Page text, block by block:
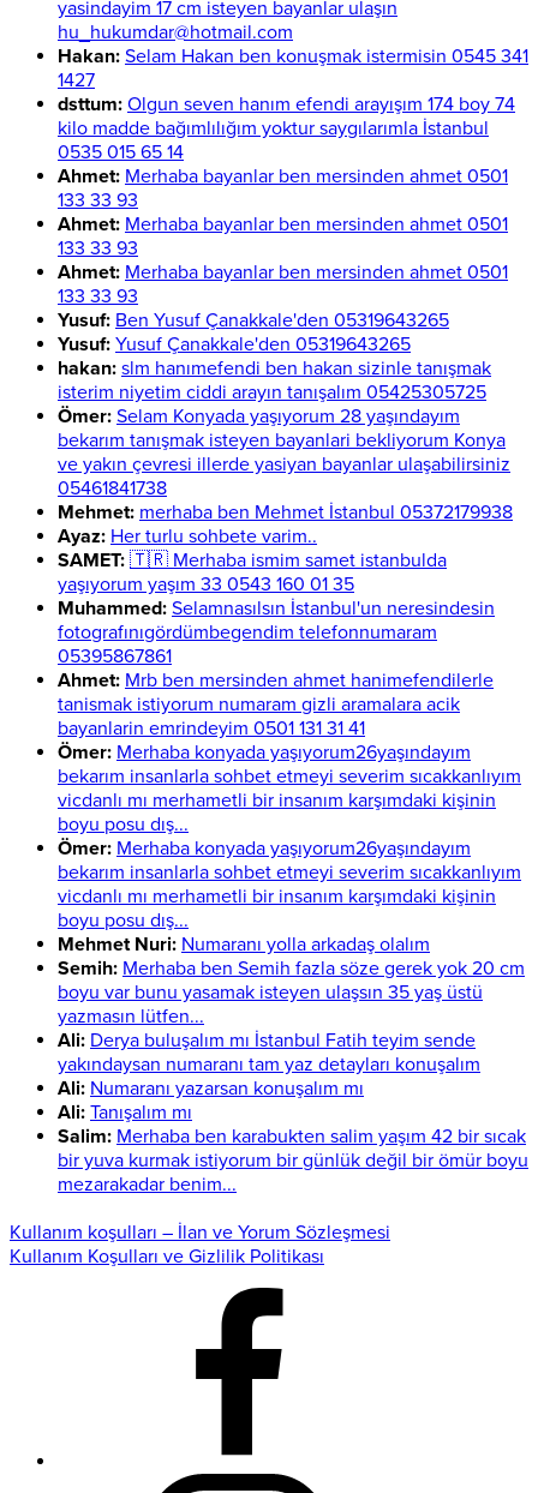
yasindayim 17 cm isteyen bayanlar ulaşın
hu_hukumdar@hotmail.com
Hakan: Selam Hakan ben konuşmak istermisin 0545 341
1427
dsttum: Olgun seven hanım efendi arayışım 174 boy 74
kilo madde bağımlılığım yoktur saygılarımla İstanbul
0535 015 65 14
Ahmet: Merhaba bayanlar ben mersinden ahmet 0501
133 33 93
Ahmet: Merhaba bayanlar ben mersinden ahmet 0501
133 33 93
Ahmet: Merhaba bayanlar ben mersinden ahmet 0501
133 33 93
Yusuf: Ben Yusuf Çanakkale'den 05319643265
Yusuf: Yusuf Çanakkale'den 05319643265
hakan: slm hanımefendi ben hakan sizinle tanışmak
isterim niyetim ciddi arayın tanışalım 05425305725
Ömer: Selam Konyada yaşıyorum 28 yaşındayım
bekarım tanışmak isteyen bayanlari bekliyorum Konya
ve yakın çevresi illerde yasiyan bayanlar ulaşabilirsiniz
05461841738
Mehmet: merhaba ben Mehmet İstanbul 05372179938
Ayaz: Her turlu sohbete varim..
SAMET: 🇹🇷 Merhaba ismim samet istanbulda
yaşıyorum yaşım 33 0543 160 01 35
Muhammed: Selamnasılsın İstanbul'un neresindesin
fotografınıgördümbegendim telefonnumaram
05395867861
Ahmet: Mrb ben mersinden ahmet hanimefendilerle
tanismak istiyorum numaram gizli aramalara acik
bayanlarin emrindeyim 0501 131 31 41
Ömer: Merhaba konyada yaşıyorum26yaşındayım
bekarım insanlarla sohbet etmeyi severim sıcakkanlıyım
vicdanlı mı merhametli bir insanım karşımdaki kişinin
boyu posu dış...
Ömer: Merhaba konyada yaşıyorum26yaşındayım
bekarım insanlarla sohbet etmeyi severim sıcakkanlıyım
vicdanlı mı merhametli bir insanım karşımdaki kişinin
boyu posu dış...
Mehmet Nuri: Numaranı yolla arkadaş olalım
Semih: Merhaba ben Semih fazla söze gerek yok 20 cm
boyu var bunu yasamak isteyen ulaşsın 35 yaş üstü
yazmasın lütfen...
Ali: Derya buluşalım mı İstanbul Fatih teyim sende
yakındaysan numaranı tam yaz detayları konuşalım
Ali: Numaranı yazarsan konuşalım mı
Ali: Tanışalım mı
Salim: Merhaba ben karabukten salim yaşım 42 bir sıcak
bir yuva kurmak istiyorum bir günlük değil bir ömür boyu
mezarakadar benim...
Kullanım koşulları – İlan ve Yorum Sözleşmesi
Kullanım Koşulları ve Gizlilik Politikası